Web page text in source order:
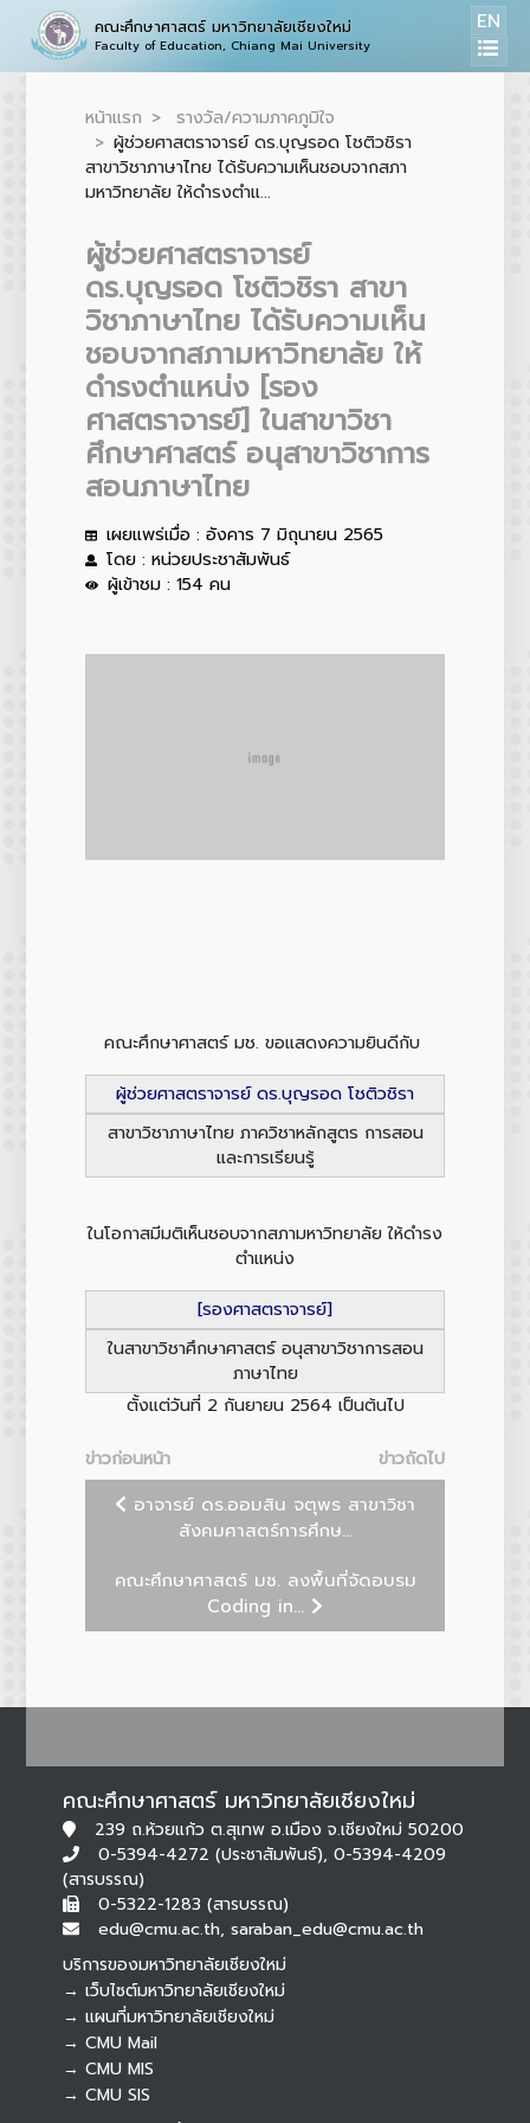
คณะศึกษาศาสตร์ มหาวิทยาลัยเชียงใหม่
Faculty of Education, Chiang Mai University
EN
หน้าแรก
รางวัล/ความภาคภูมิใจ
ผู้ช่วยศาสตราจารย์ ดร.บุญรอด โชติวชิรา
สาขาวิชาภาษาไทย ได้รับความเห็นชอบจากสภา
มหาวิทยาลัย ให้ดำรงตำแ...
ผู้ช่วยศาสตราจารย์
ดร.บุญรอด โชติวชิรา สาขา
วิชาภาษาไทย ได้รับความเห็น
ชอบจากสภามหาวิทยาลัย ให้
ดำรงตำแหน่ง [รอง
ศาสตราจารย์] ในสาขาวิชา
ศึกษาศาสตร์ อนุสาขาวิชาการ
สอนภาษาไทย
เผยแพร่เมื่อ : อังคาร 7 มิถุนายน 2565
โดย : หน่วยประชาสัมพันธ์
ผู้เข้าชม : 154 คน
คณะศึกษาศาสตร์ มช. ขอแสดงความยินดีกับ
ผู้ช่วยศาสตราจารย์ ดร.บุญรอด โชติวชิรา
สาขาวิชาภาษาไทย ภาควิชาหลักสูตร การสอน
และการเรียนรู้
ในโอกาสมีมติเห็นชอบจากสภามหาวิทยาลัย ให้ดำรง
ตำแหน่ง
[รองศาสตราจารย์]
ในสาขาวิชาศึกษาศาสตร์ อนุสาขาวิชาการสอน
ภาษาไทย
ตั้งแต่วันที่ 2 กันยายน 2564 เป็นต้นไป
ข่าวก่อนหน้า
ข่าวถัดไป
อาจารย์ ดร.ออมสิน จตุพร สาขาวิชา
สังคมศาสตร์การศึกษ...
คณะศึกษาศาสตร์ มช. ลงพื้นที่จัดอบรม
Coding in...
คณะศึกษาศาสตร์ มหาวิทยาลัยเชียงใหม่
239 ถ.ห้วยแก้ว ต.สุเทพ อ.เมือง จ.เชียงใหม่ 50200
0-5394-4272 (ประชาสัมพันธ์), 0-5394-4209
(สารบรรณ)
0-5322-1283 (สารบรรณ)
edu@cmu.ac.th, saraban_edu@cmu.ac.th
บริการของมหาวิทยาลัยเชียงใหม่
→ เว็บไซต์มหาวิทยาลัยเชียงใหม่
→ แผนที่มหาวิทยาลัยเชียงใหม่
→ CMU Mail
→ CMU MIS
→ CMU SIS
Botnoi Assistant
Connecting…